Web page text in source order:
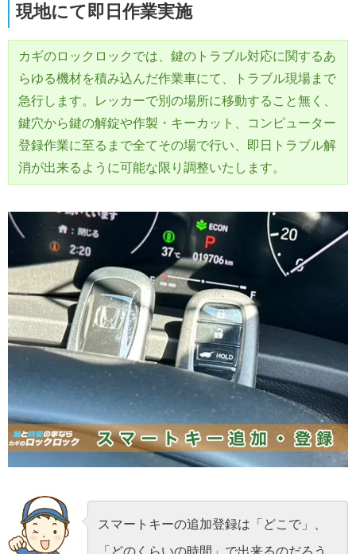
現地にて即日作業実施
カギのロックロックでは、鍵のトラブル対応に関するあ
らゆる機材を積み込んだ作業車にて、トラブル現場まで
急行します。レッカーで別の場所に移動すること無く、
鍵穴から鍵の解錠や作製・キーカット、コンピューター
登録作業に至るまで全てその場で行い、即日トラブル解
消が出来るように可能な限り調整いたします。
スマートキーの追加登録は「どこで」、